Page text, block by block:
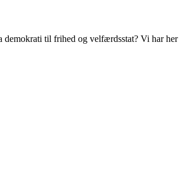
demokrati til frihed og velfærdsstat? Vi har her